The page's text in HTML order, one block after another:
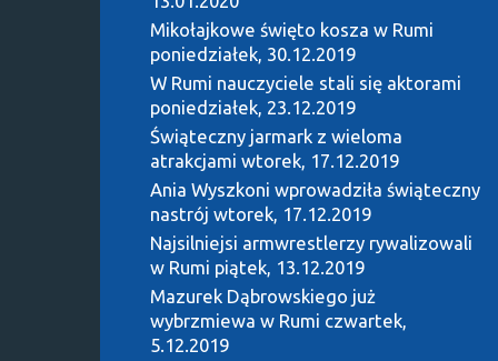
Mikołajkowe święto kosza w Rumi
poniedziałek, 30.12.2019
W Rumi nauczyciele stali się aktorami
poniedziałek, 23.12.2019
Świąteczny jarmark z wieloma
atrakcjami wtorek, 17.12.2019
Ania Wyszkoni wprowadziła świąteczny
nastrój wtorek, 17.12.2019
Najsilniejsi armwrestlerzy rywalizowali
w Rumi piątek, 13.12.2019
Mazurek Dąbrowskiego już
wybrzmiewa w Rumi czwartek,
5.12.2019